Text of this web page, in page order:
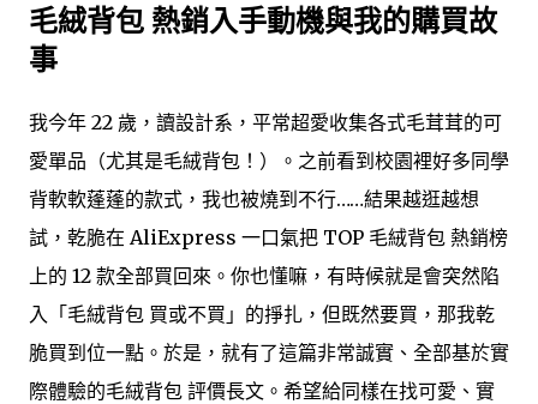
毛絨背包 熱銷入手動機與我的購買故
事
我今年 22 歲，讀設計系，平常超愛收集各式毛茸茸的可
愛單品（尤其是毛絨背包！）。之前看到校園裡好多同學
背軟軟蓬蓬的款式，我也被燒到不行……結果越逛越想
試，乾脆在 AliExpress 一口氣把 TOP 毛絨背包 熱銷榜
上的 12 款全部買回來。你也懂嘛，有時候就是會突然陷
入「毛絨背包 買或不買」的掙扎，但既然要買，那我乾
脆買到位一點。於是，就有了這篇非常誠實、全部基於實
際體驗的毛絨背包 評價長文。希望給同樣在找可愛、實